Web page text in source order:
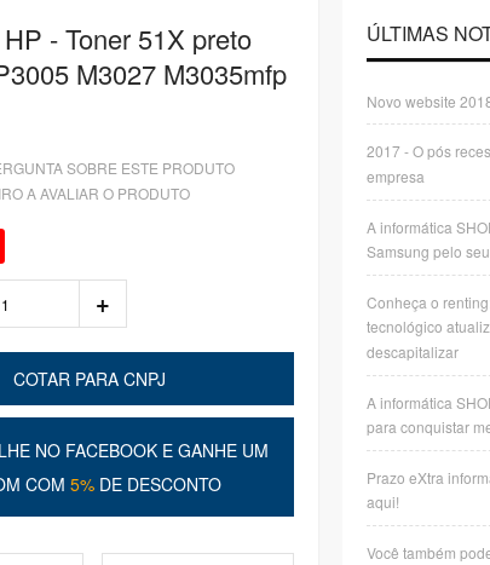
- Toner 51X preto
M3027 M3035mfp
SOBRE ESTE PRODUTO
A AVALIAR O PRODUTO
COTAR PARA CNPJ
NO FACEBOOK E GANHE UM
COM 5%DE DESCONTO
ÚLTIMAS
Novo website
2017 - O pós
empresa
A informática
Samsung pelo
Conheça o
tecnológico
descapitalizar
A informática
para conquistar
Prazo eXtra
aqui!
Você também